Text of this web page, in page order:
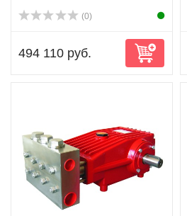
(0)
494 110 руб.